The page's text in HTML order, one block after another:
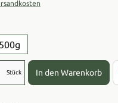
500g
gewünschten Wert ein
Stück In den Warenkorb